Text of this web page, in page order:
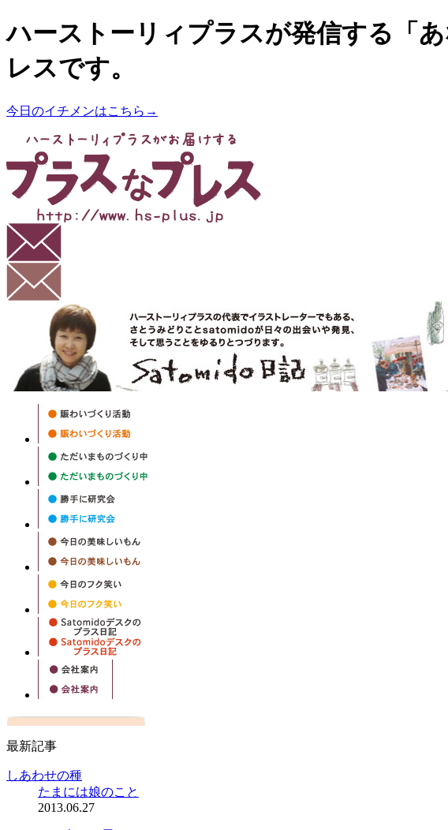
ハーストーリィプラスが発信する「
レスです。
今日のイチメンはこちら→
最新記事
しあわせの種
たまには娘のこと
2013.06.27